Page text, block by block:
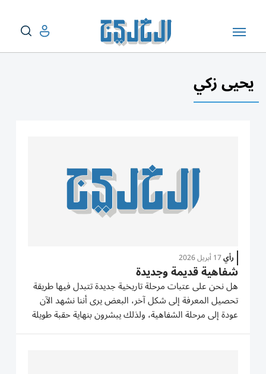
يحيى زكي
رأي17 أبريل 2026
شفاهية قديمة وجديدة
هل نحن على عتبات مرحلة تاريخية جديدة تتبدل فيها طريقة
تحصيل المعرفة إلى شكل آخر، البعض يرى أننا نشهد الآن
عودة إلى مرحلة الشفاهية، ولذلك يبشرون بنهاية حقبة طويلة
مرت بها البشرية، وأعني حقبة الكتابة. إن من يبشرنا بمرحلة